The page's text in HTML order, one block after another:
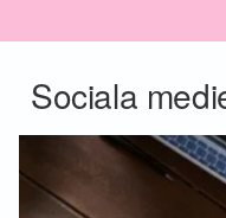
Sociala